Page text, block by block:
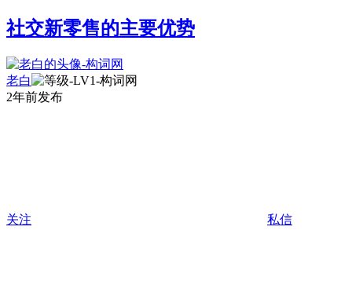
社交新零售的主要优势
老白
2年前发布
关注 私信